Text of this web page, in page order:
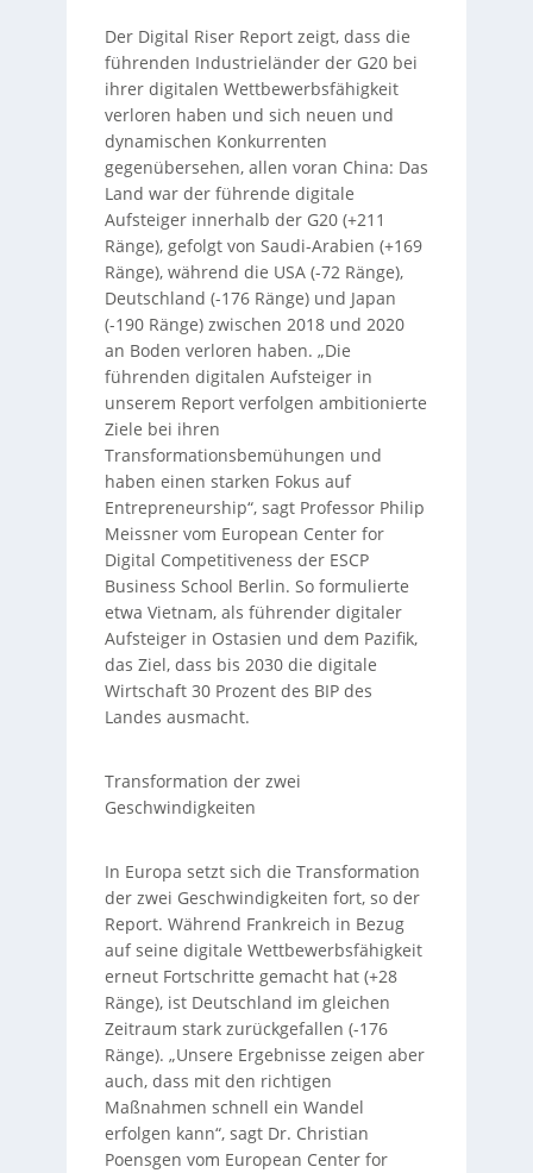
Der Digital Riser Report zeigt, dass die
führenden Industrieländer der G20 bei
ihrer digitalen Wettbewerbsfähigkeit
verloren haben und sich neuen und
dynamischen Konkurrenten
gegenübersehen, allen voran China: Das
Land war der führende digitale
Aufsteiger innerhalb der G20 (+211
Ränge), gefolgt von Saudi-Arabien (+169
Ränge), während die USA (-72 Ränge),
Deutschland (-176 Ränge) und Japan
(-190 Ränge) zwischen 2018 und 2020
an Boden verloren haben. „Die
führenden digitalen Aufsteiger in
unserem Report verfolgen ambitionierte
Ziele bei ihren
Transformationsbemühungen und
haben einen starken Fokus auf
Entrepreneurship“, sagt Professor Philip
Meissner vom European Center for
Digital Competitiveness der ESCP
Business School Berlin. So formulierte
etwa Vietnam, als führender digitaler
Aufsteiger in Ostasien und dem Pazifik,
das Ziel, dass bis 2030 die digitale
Wirtschaft 30 Prozent des BIP des
Landes ausmacht.
Transformation der zwei
Geschwindigkeiten
In Europa setzt sich die Transformation
der zwei Geschwindigkeiten fort, so der
Report. Während Frankreich in Bezug
auf seine digitale Wettbewerbsfähigkeit
erneut Fortschritte gemacht hat (+28
Ränge), ist Deutschland im gleichen
Zeitraum stark zurückgefallen (-176
Ränge). „Unsere Ergebnisse zeigen aber
auch, dass mit den richtigen
Maßnahmen schnell ein Wandel
erfolgen kann“, sagt Dr. Christian
Poensgen vom European Center for